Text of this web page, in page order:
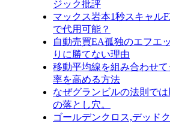
ジック批評
マックス岩本1秒スキャル
で代用可能？
自動売買EA孤独のエフエ
りに勝てない理由
移動平均線を組み合わせ
率を高める方法
なぜグランビルの法則で
の落とし穴。
ゴールデンクロス,デッド